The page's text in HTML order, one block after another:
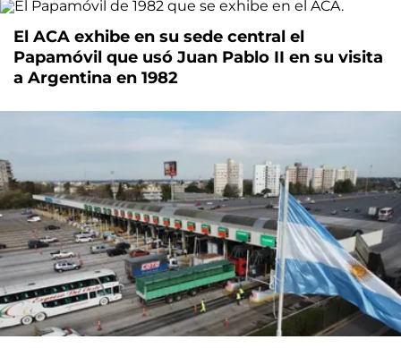
El ACA exhibe en su sede central el
Papamóvil que usó Juan Pablo II en su visita
a Argentina en 1982